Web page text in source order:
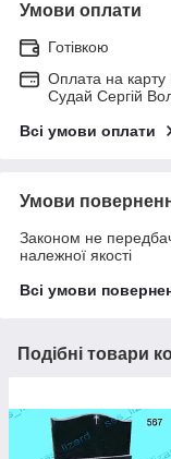
Умови оплати
Готівкою
Оплата на
Судай Сергій
Всі умови оплати
Умови
Законом не
належної якості
Всі умови
Подібні товари